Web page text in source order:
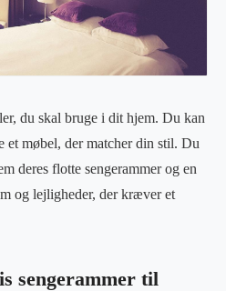
du skal bruge i dit hjem. Du kan
møbel, der matcher din stil. Du
deres flotte sengerammer og en
og lejligheder, der kræver et
sengerammer til